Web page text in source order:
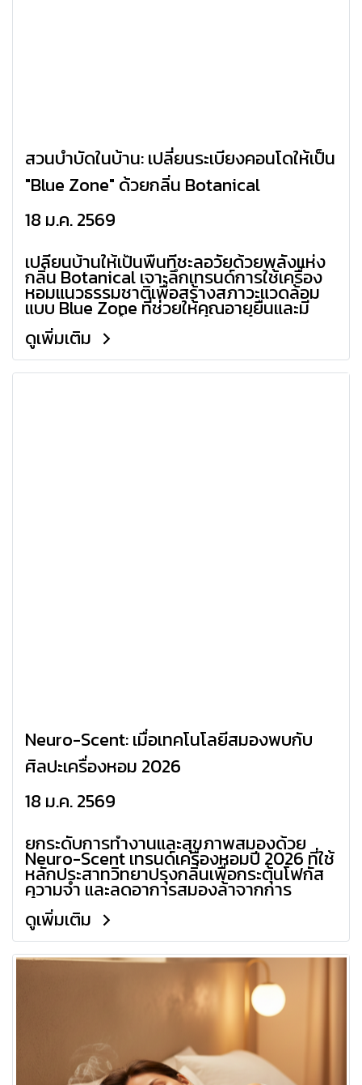
สวนบำบัดในบ้าน: เปลี่ยนระเบียงคอนโดให้เป็น
"Blue Zone" ด้วยกลิ่น Botanical
18 ม.ค. 2569
เปลี่ยนบ้านให้เป็นพื้นที่ชะลอวัยด้วยพลังแห่ง
กลิ่น Botanical เจาะลึกเทรนด์การใช้เครื่อง
หอมแนวธรรมชาติเพื่อสร้างสภาวะแวดล้อม
แบบ Blue Zone ที่ช่วยให้คุณอายุยืนและมี
ความสุขมากขึ้น
ดูเพิ่มเติม
Neuro-Scent: เมื่อเทคโนโลยีสมองพบกับ
ศิลปะเครื่องหอม 2026
18 ม.ค. 2569
ยกระดับการทำงานและสุขภาพสมองด้วย
Neuro-Scent เทรนด์เครื่องหอมปี 2026 ที่ใช้
หลักประสาทวิทยาปรุงกลิ่นเพื่อกระตุ้นโฟกัส
ความจำ และลดอาการสมองล้าจากการ
ทำงาน
ดูเพิ่มเติม